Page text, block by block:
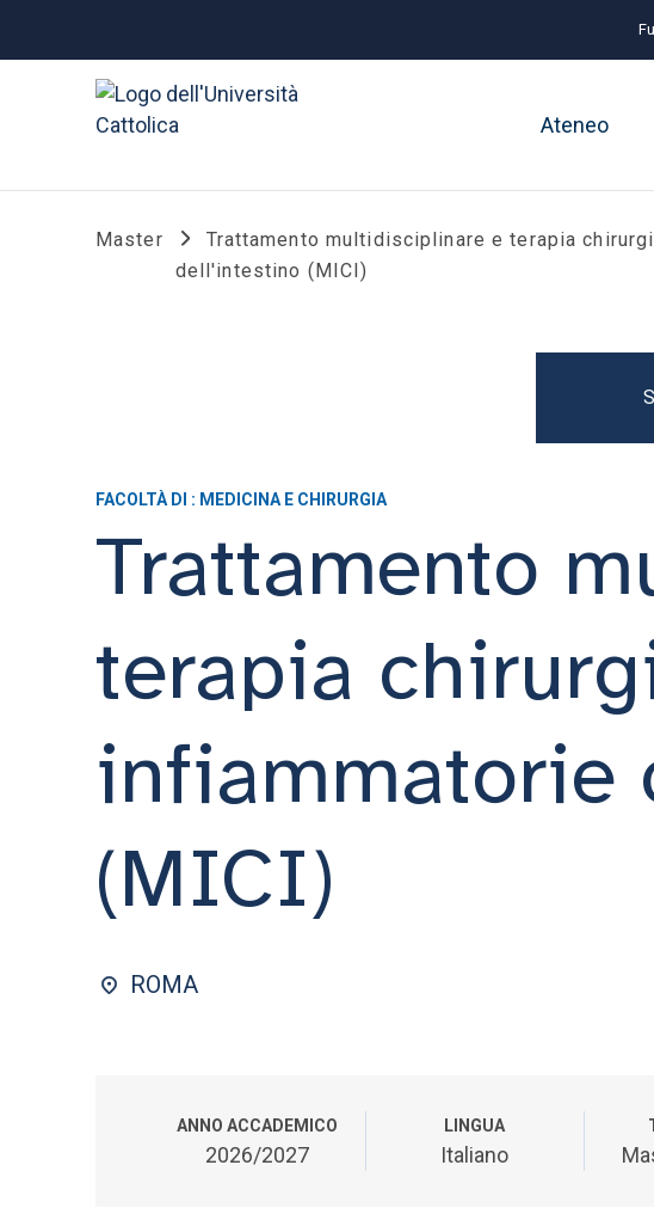
Ateneo
Master
Trattamento multidisciplinare e terapia
dell'intestino (MICI)
FACOLTÀ DI : MEDICINA E CHIRURGIA
Trattamento
terapia
infiammatorie
(MICI)
ROMA
ANNO ACCADEMICO
2026/2027
LINGUA
Italiano